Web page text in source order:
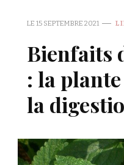
LE 15 SEPTEMBRE 2021
Bienfaits
: la
la